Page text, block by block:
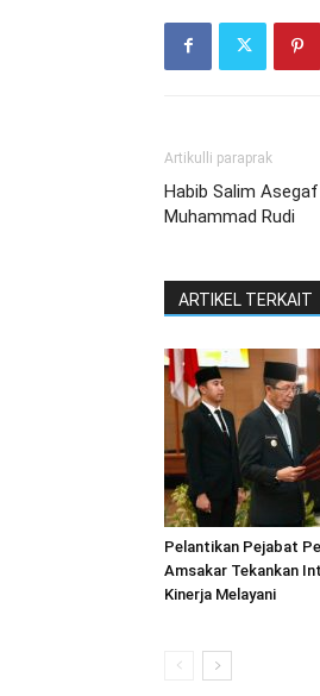
Artikulli paraprak
Habib Salim
Muhammad Rudi
ARTIKEL TERKAIT
Pelantikan Pejabat
Amsakar Tekankan
Kinerja Melayani